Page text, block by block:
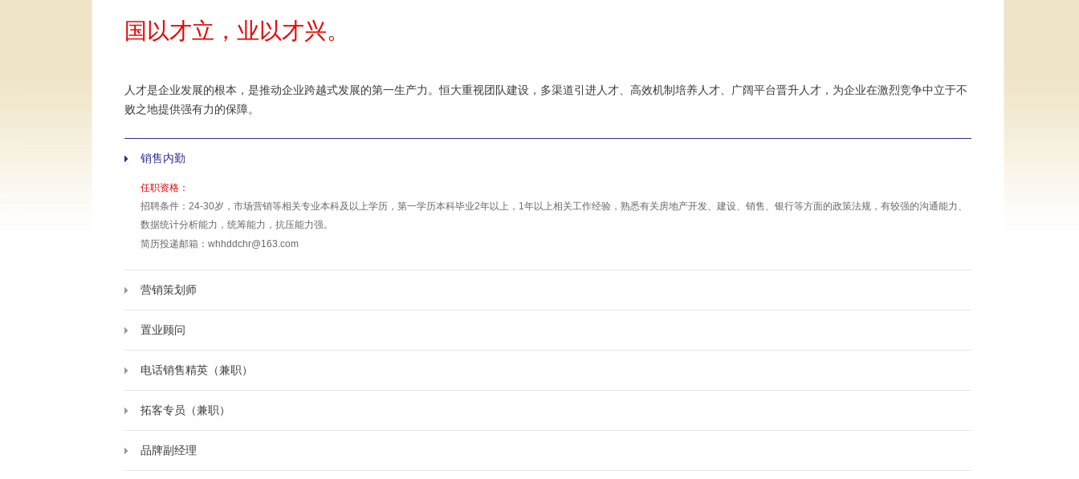
国以才立，业以才兴。
人才是企业发展的根本，是推动企业跨越式发展的第一生产力。恒大重视团队建设，多渠道引进人才、高效机制培养人才、广阔平台晋升人才，为企业在激烈竞争中立于不
败之地提供强有力的保障。
销售内勤
任职资格：
招聘条件：24-30岁，市场营销等相关专业本科及以上学历，第一学历本科毕业2年以上，1年以上相关工作经验，熟悉有关房地产开发、建设、销售、银行等方面的政策法规，有较强的沟通能力、
数据统计分析能力，统筹能力，抗压能力强。
简历投递邮箱：whhddchr@163.com
营销策划师
置业顾问
电话销售精英（兼职）
拓客专员（兼职）
品牌副经理